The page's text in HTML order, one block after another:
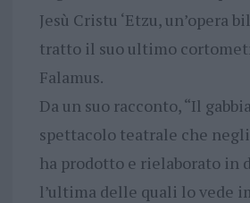
Jesù Cristu ‘Etzu, un’opera
tratto il suo ultimo
Falamus.
Da un suo racconto, “Il
spettacolo teatrale che
ha prodotto e rielaborato in
l’ultima delle quali lo vede